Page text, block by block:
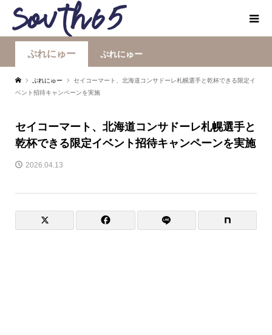
ぷれにゅー ぷれにゅー
ぷれにゅー
セイコーマート、北海道コンサドーレ札幌選手と乾杯できる限定イ
ベント招待キャンペーンを実施
セイコーマート、北海道コンサドーレ札幌選手と
乾杯できる限定イベント招待キャンペーンを実施
2026.04.13